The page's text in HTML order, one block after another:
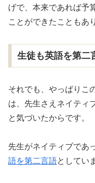
げで、本来であれば予
ことができたこともあ
生徒も英語を第二
それでも、やっぱりこ
は、先生さえネイティ
と気づいたからです。
先生がネイティブであ
語を第二言語としてい